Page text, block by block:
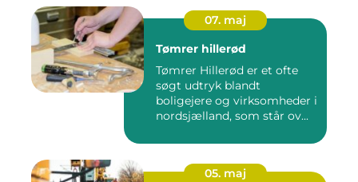
07. maj
Tømrer hillerød
Tømrer Hillerød er et ofte
søgt udtryk blandt
boligejere og virksomheder i
nordsjælland, som står ov...
05. maj